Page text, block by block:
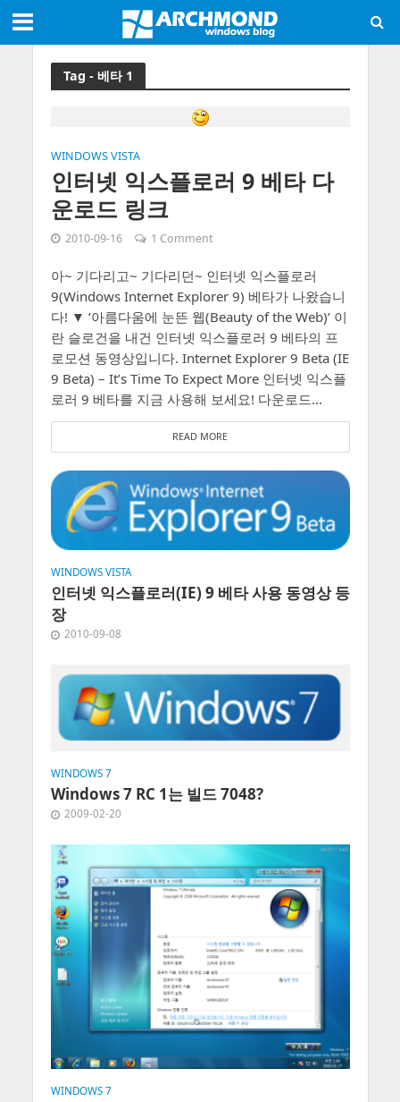
Tag - 베타 1
WINDOWS VISTA
인터넷 익스플로러 9 베타 다
운로드 링크
2010-09-16 1 Comment
아~ 기다리고~ 기다리던~ 인터넷 익스플로러
9(Windows Internet Explorer 9) 베타가 나왔습니
다! ▼ ‘아름다움에 눈뜬 웹(Beauty of the Web)’ 이
란 슬로건을 내건 인터넷 익스플로러 9 베타의 프
로모션 동영상입니다. Internet Explorer 9 Beta (IE
9 Beta) – It’s Time To Expect More 인터넷 익스플
로러 9 베타를 지금 사용해 보세요! 다운로드...
READ MORE
WINDOWS VISTA
인터넷 익스플로러(IE) 9 베타 사용 동영상 등
장
2010-09-08
WINDOWS 7
Windows 7 RC 1는 빌드 7048?
2009-02-20
WINDOWS 7